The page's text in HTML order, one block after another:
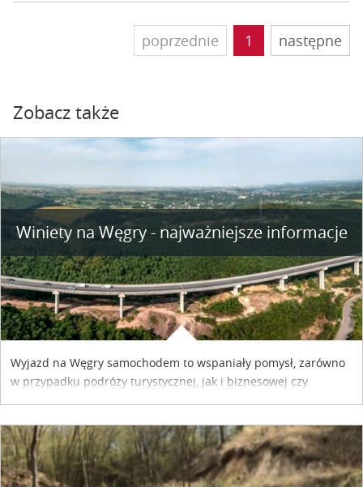
poprzednie 1 następne
Zobacz także
Winiety na Węgry - najważniejsze informacje
Wyjazd na Węgry samochodem to wspaniały pomysł, zarówno
w przypadku podróży turystycznej, jak i biznesowej czy
współpracy reklamowej z Hungary Vignette.